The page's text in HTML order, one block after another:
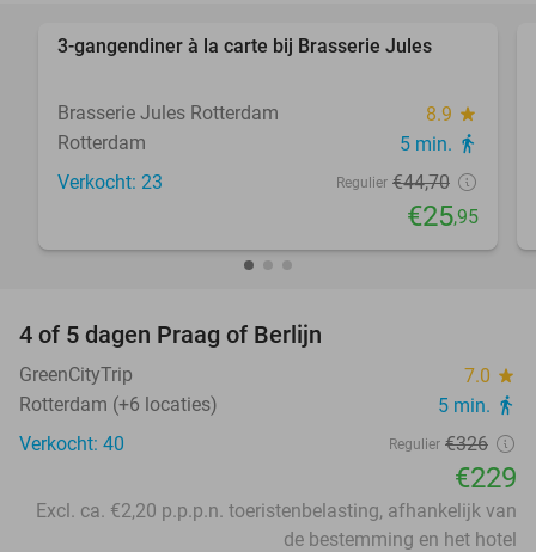
3-gangendiner à la carte bij Brasserie Jules
Brasserie Jules Rotterdam 8.9 star
Rotterdam 5 min. directions_walk
Verkocht: 23 Regulier €44,70
€25,95
4 of 5 dagen Praag of Berlijn
GreenCityTrip 7.0 star
Rotterdam (+6 locaties) 5 min. directions_walk
Verkocht: 40 Regulier €326
€229
Excl. ca. €2,20 p.p.p.n. toeristenbelasting, afhankelijk van
de bestemming en het hotel